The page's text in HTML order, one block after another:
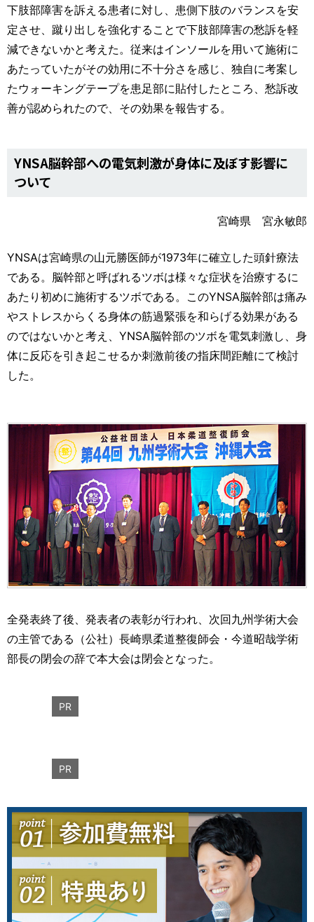
下肢部障害を訴える患者に対し、患側下肢のバランスを安
定させ、蹴り出しを強化することで下肢部障害の愁訴を軽
減できないかと考えた。従来はインソールを用いて施術に
あたっていたがその効用に不十分さを感じ、独自に考案し
たウォーキングテープを患足部に貼付したところ、愁訴改
善が認められたので、その効果を報告する。
YNSA脳幹部への電気刺激が身体に及ぼす影響に
ついて
宮崎県 宮永敏郎
YNSAは宮崎県の山元勝医師が1973年に確立した頭針療法
である。脳幹部と呼ばれるツボは様々な症状を治療するに
あたり初めに施術するツボである。このYNSA脳幹部は痛み
やストレスからくる身体の筋過緊張を和らげる効果がある
のではないかと考え、YNSA脳幹部のツボを電気刺激し、身
体に反応を引き起こせるか刺激前後の指床間距離にて検討
した。
全発表終了後、発表者の表彰が行われ、次回九州学術大会
の主管である（公社）長崎県柔道整復師会・今道昭哉学術
部長の閉会の辞で本大会は閉会となった。
PR
PR